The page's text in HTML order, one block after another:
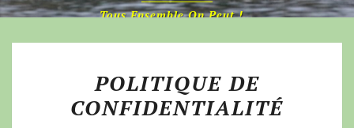
Tous Ensemble On Peut !…
POLITIQUE DE
CONFIDENTIALITÉ